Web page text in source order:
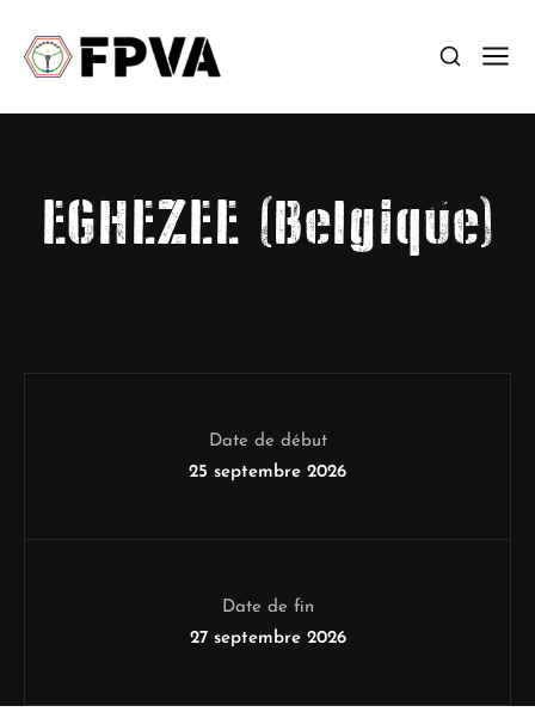
EGHEZEE (Belgique)
Date de début
25 septembre 2026
Date de fin
27 septembre 2026